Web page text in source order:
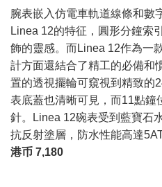
腕表嵌入仿電車軌道線條和數
Linea 12的特征，圓形分鐘索
飾的靈感。而Linea 12作為一
計方面還結合了精工的必備和
置的透視擺輪可窺視到精致的
表底蓋也清晰可見，而11點鐘
針。Linea 12碗表受到藍寶石
抗反射塗層，防水性能高達
港币 7,180